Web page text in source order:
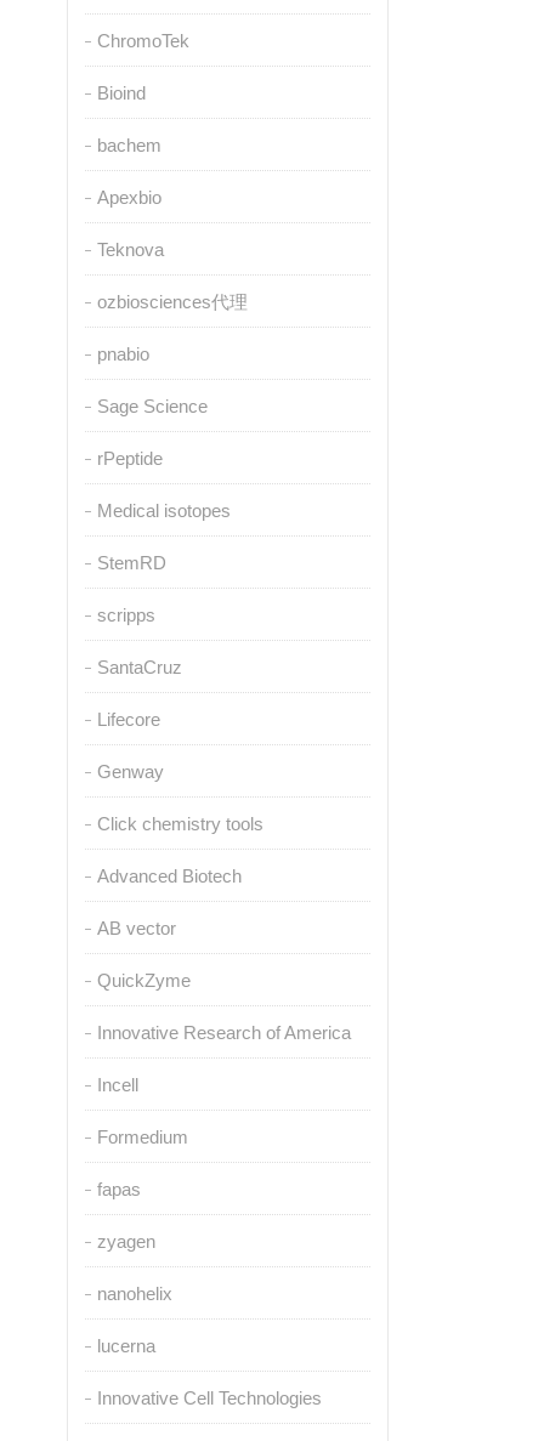
ChromoTek
Bioind
bachem
Apexbio
Teknova
ozbiosciences代理
pnabio
Sage Science
rPeptide
Medical isotopes
StemRD
scripps
SantaCruz
Lifecore
Genway
Click chemistry tools
Advanced Biotech
AB vector
QuickZyme
Innovative Research of America
Incell
Formedium
fapas
zyagen
nanohelix
lucerna
Innovative Cell Technologies